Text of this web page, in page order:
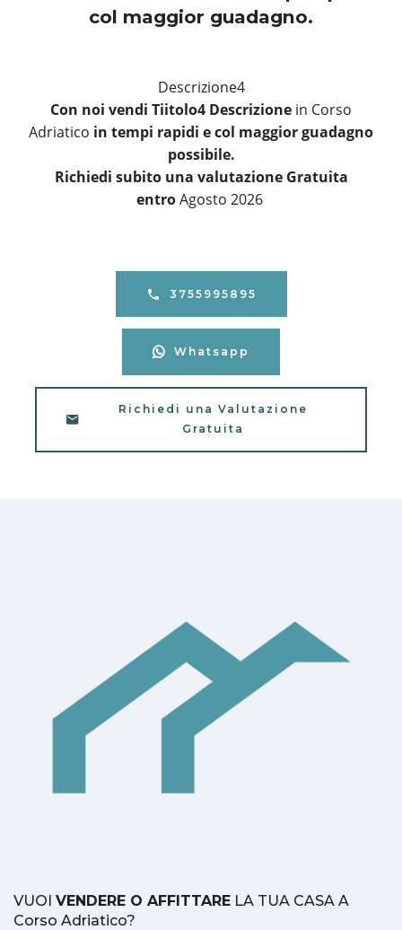
col maggior guadagno.
Descrizione4
Con noi vendi Tiitolo4 Descrizione in Corso
Adriatico in tempi rapidi e col maggior guadagno
possibile.
Richiedi subito una valutazione Gratuita
entroAgosto 2026
3755995895
Whatsapp
Richiedi una Valutazione
Gratuita
VUOI VENDERE O AFFITTARE LA TUA CASA A
Corso Adriatico?